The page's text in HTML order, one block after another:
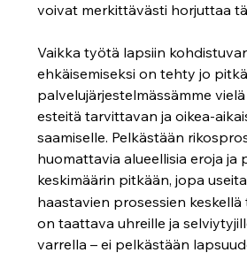
voivat merkittävästi horjuttaa
Vaikka työtä lapsiin
ehkäisemiseksi on tehty jo
palvelujärjestelmässämme
esteitä tarvittavan ja oikea-
saamiselle. Pelkästään
huomattavia alueellisia eroja ja
keskimäärin pitkään, jopa
haastavien prosessien keskellä
on taattava uhreille ja
varrella – ei pelkästään